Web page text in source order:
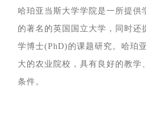
哈珀亚当斯大学学院是一所提供
的著名的英国国立大学，同时
学博士(PhD)的课题研究。哈珀
大的农业院校，具有良好的教学
条件。